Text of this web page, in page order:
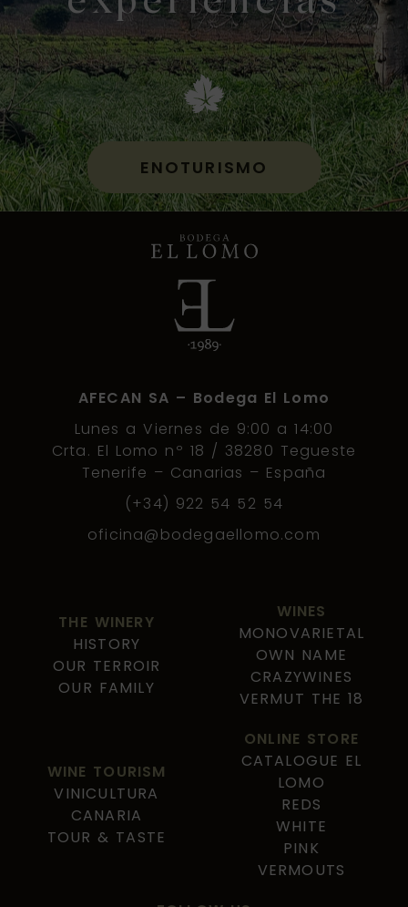
ENOTURISMO
AFECAN SA – Bodega El Lomo
Lunes a Viernes de 9:00 a 14:00
Crta. El Lomo nº 18 / 38280 Tegueste
Tenerife – Canarias – España
(+34) 922 54 52 54
oficina@bodegaellomo.com
THE WINERY
HISTORY
OUR TERROIR
OUR FAMILY
WINES
MONOVARIETAL
OWN NAME
CRAZYWINES
VERMUT THE 18
WINE TOURISM
VINICULTURA
CANARIA
TOUR & TASTE
ONLINE STORE
CATALOGUE EL
LOMO
REDS
WHITE
PINK
VERMOUTS